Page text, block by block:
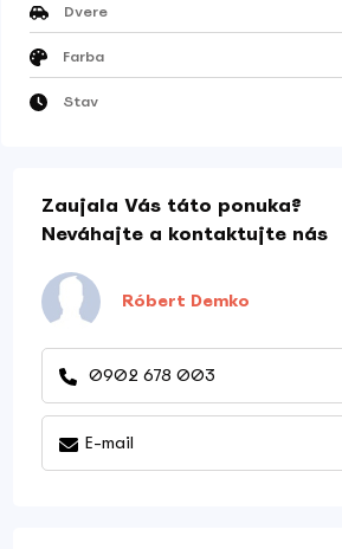
Dvere
Farba
Stav
Zaujala Vás táto ponuka?
Neváhajte a kontaktujte nás
Róbert Demko
0902 678 003
E-mail